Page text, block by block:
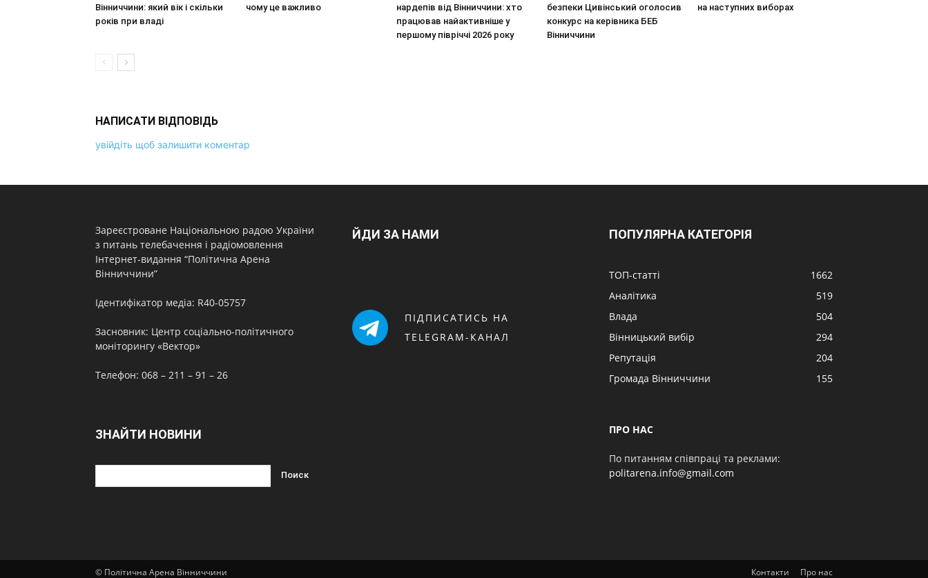
Вінниччини: який вік і скільки
років при владі
чому це важливо
нардепів від Вінниччини: хто
працював найактивніше у
першому півріччі 2026 року
безпеки Цивінський оголосив
конкурс на керівника БЕБ
Вінниччини
на наступних виборах
НАПИСАТИ ВІДПОВІДЬ
увійдіть щоб залишити коментар
Зареєстроване Національною радою України
з питань телебачення і радіомовлення
Інтернет-видання “Політична Арена
Вінниччини”
Ідентифікатор медіа: R40-05757
Засновник: Центр соціально-політичного
моніторингу «Вектор»
Телефон: 068 – 211 – 91 – 26
ЗНАЙТИ НОВИНИ
ЙДИ ЗА НАМИ
ПІДПИСАТИСЬ НА
TELEGRAM-КАНАЛ
ПОПУЛЯРНА КАТЕГОРІЯ
ТОП-статті
1662
Аналітика
519
Влада
504
Вінницький вибір
294
Репутація
204
Громада Вінниччини
155
ПРО НАС
По питанням співпраці та реклами:
politarena.info@gmail.com
Контакти Про нас
© Політична Арена Вінниччини